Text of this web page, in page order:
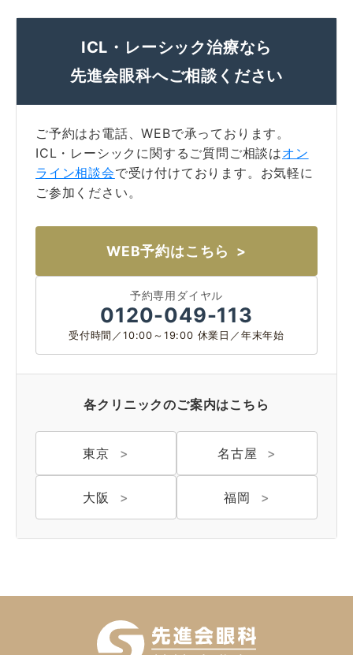
ICL・レーシック治療なら
先進会眼科へご相談ください
ご予約はお電話、WEBで承っております。
ICL・レーシックに関するご質問ご相談はオン
ライン相談会で受け付けております。お気軽に
ご参加ください。
WEB予約はこちら
予約専用ダイヤル
0120-049-113
受付時間／10:00～19:00 休業日／年末年始
各クリニックのご案内はこちら
東京 名古屋
大阪 福岡
大阪 梅田（本院） 福岡 天神
CLOSE
神戸 三宮 福岡 天神
福岡 飯塚